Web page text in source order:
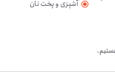
آشپزی و پخت نان